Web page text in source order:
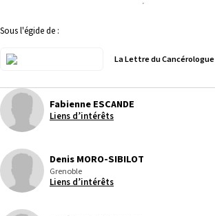
Sous l'égide de :
La Lettre du Cancérologue
Fabienne ESCANDE
Liens d’intérêts
Denis MORO-SIBILOT
Grenoble
Liens d’intérêts